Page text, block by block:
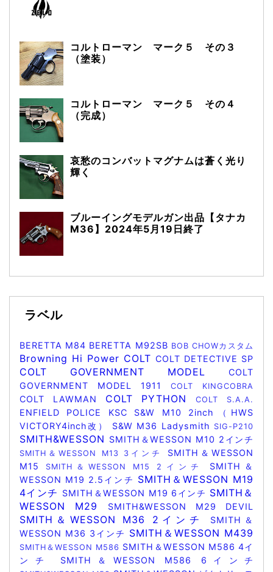
コルトローマン マーク５ その３
（塗装）
コルトローマン マーク５ その４
（完成）
哀愁のコンバットマグナムは蒼く光り
輝く
ブルーイングモデルガン出品【タナカ
M36】2024年5月19日終了
ラベル
BERETTA M84 BERETTA M92SB BOB CHOWカスタム
Browning Hi Power COLT COLT DETECTIVE SP
COLT GOVERNMENT MODEL COLT
GOVERNMENT MODEL 1911 COLT KINGCOBRA
COLT LAWMAN COLT PYTHONCOLT S.A.A.
ENFIELD POLICE KSC S&W M10 2inch（HWS
VICTORY4inch改） S&W M36 Ladysmith SIG-P210
SMITH&WESSON SMITH＆WESSON M10 2インチ
SMITH＆WESSON M13 3インチ SMITH＆WESSON
M15
SMITH＆WESSON M15 2インチ SMITH＆
WESSON M19 2.5インチ SMITH＆WESSON M19
4インチ SMITH＆WESSON M19 6インチ SMITH＆
WESSON M29
SMITH&WESSON M29 DEVIL
SMITH＆WESSON M36 2インチ
SMITH＆
WESSON M36 3インチ SMITH＆WESSON M439
SMITH＆WESSON M586 SMITH＆WESSON M586 4イ
ンチ SMITH＆WESSON M586 6インチ